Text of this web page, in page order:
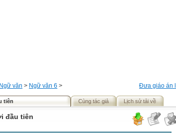
Đưa giáo án
Ngữ văn > Ngữ văn 6 >
tiên Cùng tác giả Lịch sử tải về
đầu tiên